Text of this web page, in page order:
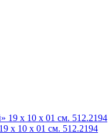
х 10 х 01 см. 512.2194